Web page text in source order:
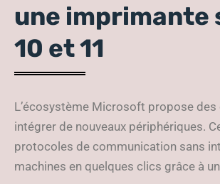
une imprimante
10 et 11
L’écosystème Microsoft propose
intégrer de nouveaux périphériques.
protocoles de communication sans
machines en quelques clics grâce à